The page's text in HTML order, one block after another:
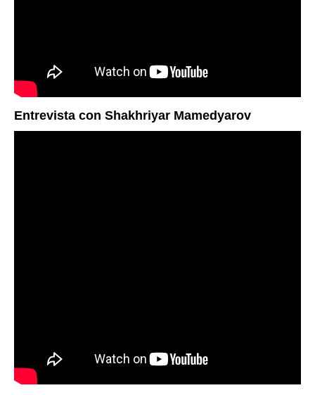
Entrevista con Shakhriyar Mamedyarov